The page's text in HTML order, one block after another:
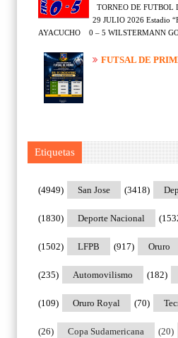
TORNEO DE FUTBOL
29 JULIO 2026 Estadio
AYACUCHO 0 – 5 WILSTERMANN
FUTSAL DE
Etiquetas
San Jose
(4949) (3418)
Deporte Nacional
(1830)
LFPB
(1502) Oruro
(917)
Automovilismo
(235) (182)
Oruro Royal
(109) (70)
Copa Sudamericana
(26) (20)